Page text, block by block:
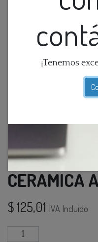
¡Tenemos
CENTRO DE
CERAMICA
$ 125,01 IVA Incluido